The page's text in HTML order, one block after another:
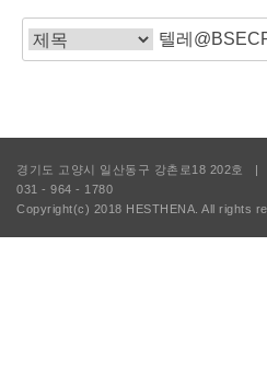
경기도 고양시 일산동구 강촌로18 202호 |
031 - 964 - 1780
Copyright(c) 2018 HESTHENA. All rights